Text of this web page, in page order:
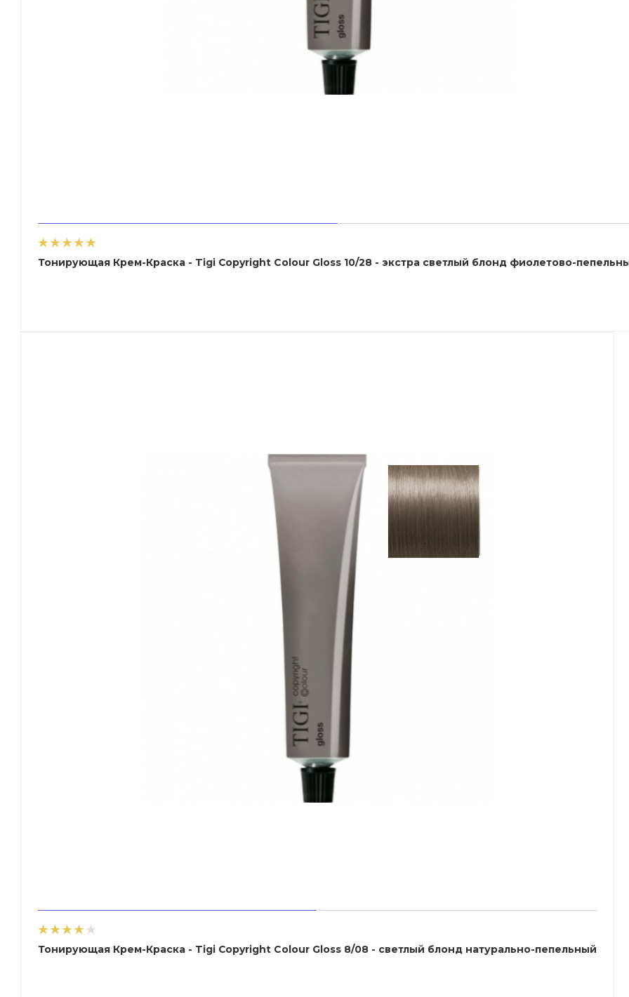
Тонирующая Крем-Краска - Tigi Copyright Сolour Gloss 10/28 - экстра светлый блонд фиолетово-
Тонирующая Крем-Краска - Tigi Copyright Сolour Gloss 8/08 - светлый блонд натурально-пепельный